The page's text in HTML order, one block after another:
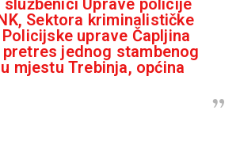
Uprave policije
Sektora kriminalističke
uprave Čapljina
jednog stambenog
mjestu Trebinja, općina